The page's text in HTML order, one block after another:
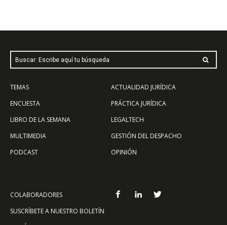
Buscar: Escribe aquí tu búsqueda
TEMAS
ENCUESTA
LIBRO DE LA SEMANA
MULTIMEDIA
PODCAST
ACTUALIDAD JURÍDICA
PRÁCTICA JURÍDICA
LEGALTECH
GESTIÓN DEL DESPACHO
OPINIÓN
COLABORADORES
SUSCRÍBETE A NUESTRO BOLETÍN